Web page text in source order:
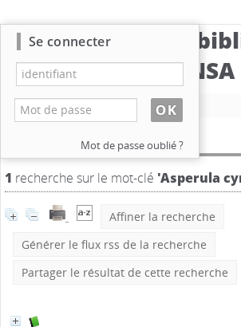
Catalogue de la
du CBNSA
Nouvelle recherche
Résultat de la recherche
1 recherche sur le mot-clé 'Asperula
Affiner la recherche
Générer le flux rss de la recherche
Partager le résultat de cette recherche
Se connecter
Mot de passe oublié ?